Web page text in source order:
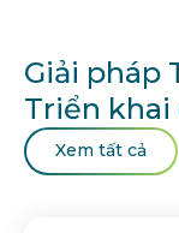
Giải pháp
Triển khai
Xem tất cả